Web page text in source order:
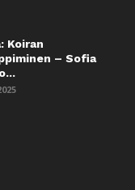
Koiran
– Sofia